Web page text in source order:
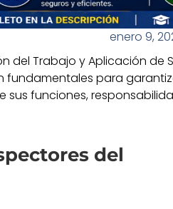
enero 9,
del Trabajo y Aplicación
fundamentales para
sus funciones,
del